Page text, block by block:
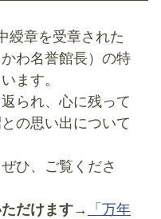
綬章を受章された
わ名誉館長）の特
ます。
られ、心に残って
の思い出について
ひ、ご覧くださ
ただけます→
「万年